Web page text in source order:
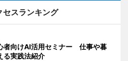
セスランキング
者向けAI活用セミナー 仕事や暮
る実践法紹介